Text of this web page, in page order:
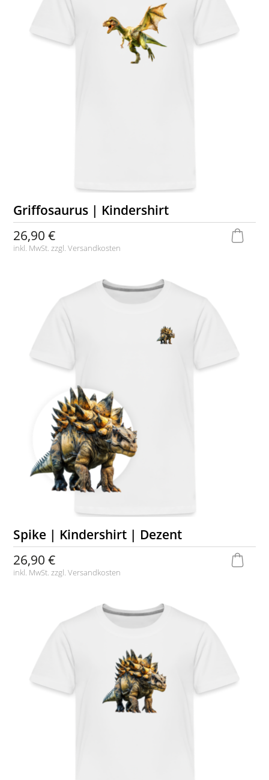
Griffosaurus | Kindershirt
26,90 €
inkl. MwSt. zzgl.Versandkosten
Spike | Kindershirt | Dezent
26,90 €
inkl. MwSt. zzgl.Versandkosten